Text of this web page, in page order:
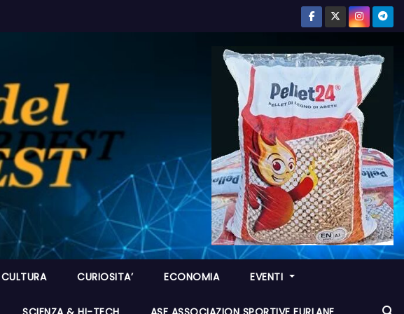
CULTURA CURIOSITA’ ECONOMIA EVENTI